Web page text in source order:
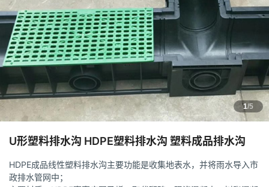
1/5
U形塑料排水沟 HDPE塑料排水沟 塑料成品排水沟
HDPE成品线性塑料排水沟主要功能是收集地表水，并将雨水导入市
政排水管网中；